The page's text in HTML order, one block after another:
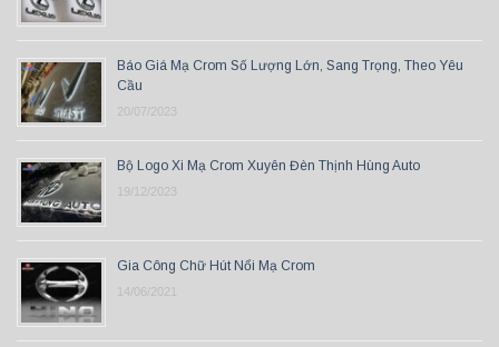
Báo Giá Mạ Crom Số Lượng Lớn, Sang Trọng, Theo Yêu
Cầu
20/07/2023
Bộ Logo Xi Mạ Crom Xuyên Đèn Thịnh Hùng Auto
19/12/2023
Gia Công Chữ Hút Nổi Mạ Crom
14/06/2021